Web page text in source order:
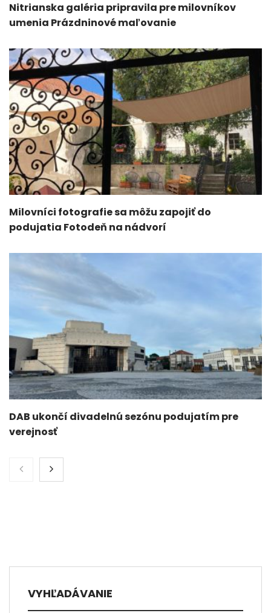
Nitrianska galéria pripravila pre milovníkov
umenia Prázdninové maľovanie
Milovníci fotografie sa môžu zapojiť do
podujatia Fotodeň na nádvorí
DAB ukončí divadelnú sezónu podujatím pre
verejnosť
VYHĽADÁVANIE